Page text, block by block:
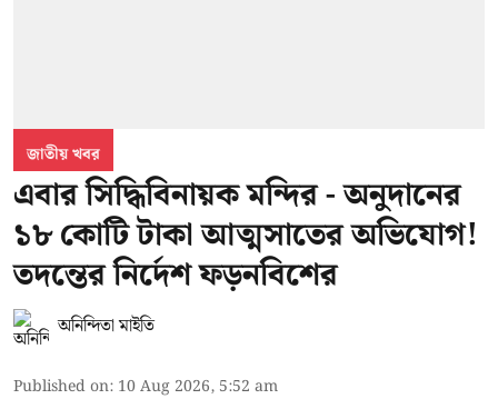
জাতীয় খবর
এবার সিদ্ধিবিনায়ক মন্দির - অনুদানের
১৮ কোটি টাকা আত্মসাতের অভিযোগ!
তদন্তের নির্দেশ ফড়নবিশের
অনিন্দিতা মাইতি
Published on: 10 Aug 2026, 5:52 am